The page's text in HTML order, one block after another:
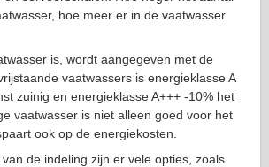
hoe meer er in de vaatwasser
is, wordt aangegeven met de
vaatwassers is energieklasse A
zuinig en energieklasse A+++ -10% het
vaatwasser is niet alleen goed voor het
ook op de energiekosten.
de indeling zijn er vele opties, zoals